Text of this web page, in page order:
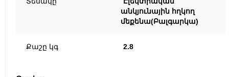
անկյունային հղկող
մեքենա(Բալգարկա)
Քաշը կգ 2.8